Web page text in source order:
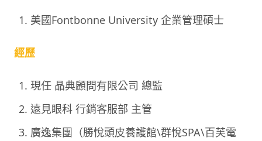
美國Fontbonne University 企業管理碩士
經歷
現任 晶典顧問有限公司 總監
遠見眼科 行銷客服部 主管
廣逸集團（勝悅頭皮養護館\群悅SPA\百芙電